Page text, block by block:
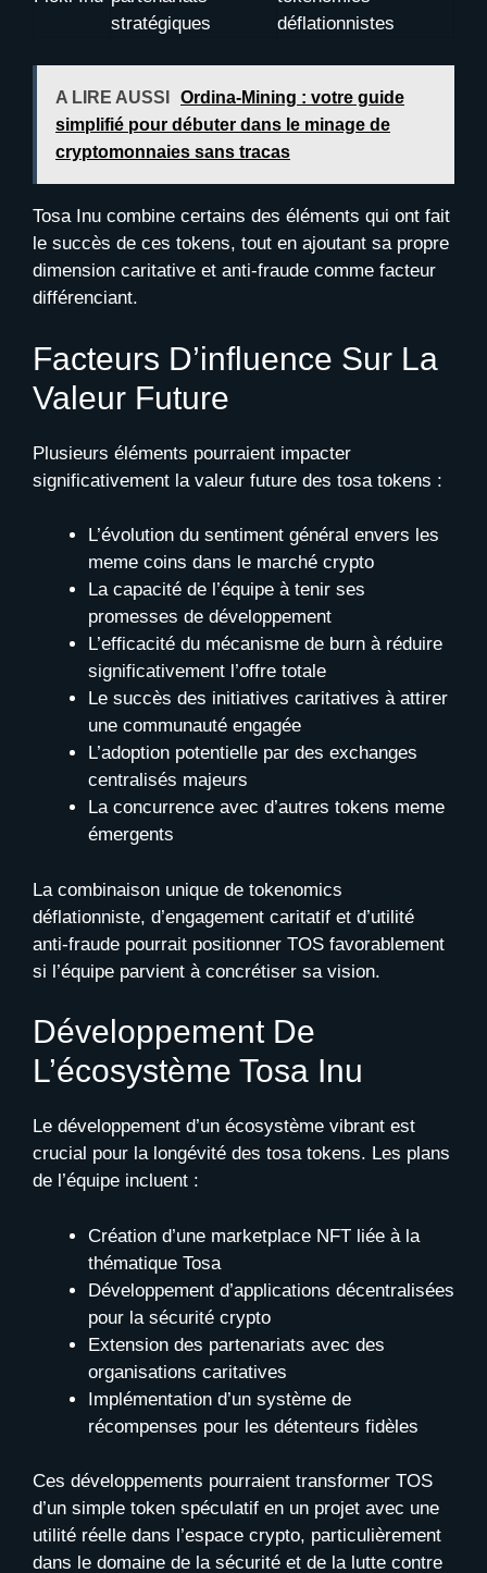
stratégiques
déflationnistes
A LIRE AUSSI
Ordina-Mining : votre guide
simplifié pour débuter dans le minage de
cryptomonnaies sans tracas
Tosa Inu combine certains des éléments qui ont fait
le succès de ces tokens, tout en ajoutant sa propre
dimension caritative et anti-fraude comme facteur
différenciant.
Facteurs D’influence Sur La
Valeur Future
Plusieurs éléments pourraient impacter
significativement la valeur future des tosa tokens :
L’évolution du sentiment général envers les
meme coins dans le marché crypto
La capacité de l’équipe à tenir ses
promesses de développement
L’efficacité du mécanisme de burn à réduire
significativement l’offre totale
Le succès des initiatives caritatives à attirer
une communauté engagée
L’adoption potentielle par des exchanges
centralisés majeurs
La concurrence avec d’autres tokens meme
émergents
La combinaison unique de tokenomics
déflationniste, d’engagement caritatif et d’utilité
anti-fraude pourrait positionner TOS favorablement
si l’équipe parvient à concrétiser sa vision.
Développement De
L’écosystème Tosa Inu
Le développement d’un écosystème vibrant est
crucial pour la longévité des tosa tokens. Les plans
de l’équipe incluent :
Création d’une marketplace NFT liée à la
thématique Tosa
Développement d’applications décentralisées
pour la sécurité crypto
Extension des partenariats avec des
organisations caritatives
Implémentation d’un système de
récompenses pour les détenteurs fidèles
Ces développements pourraient transformer TOS
d’un simple token spéculatif en un projet avec une
utilité réelle dans l’espace crypto, particulièrement
dans le domaine de la sécurité et de la lutte contre